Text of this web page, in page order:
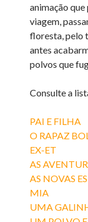
animação
viagem,
floresta, pelo
antes
polvos que
Consulte a
PAI E FILHA
O RAPAZ
EX-ET
AS
AS NOVAS
MIA
UMA